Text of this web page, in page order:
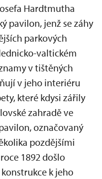
Hardtmutha
pavilon, jenž se záhy
parkových
valtickém
v tištěných
v jeho interiéru
které kdysi zářily
zahradě ve
označovaný
pozdějšími
1892 došlo
k jeho